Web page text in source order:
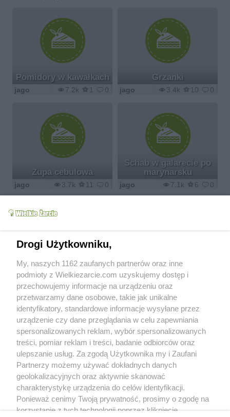
Pomidory w kawałkach
7.2k 1 0
jago
Grzanki
3.4k 10 0
jago
Zupa cebulowa
3.7k 11 0
jago
Schab w galarecie po
marynarsku
7.1k 6 0
jago
fasoli
4.6k 9 0
jago
kurczaka 1
11.6k
jago
Od kiedy z nami:
2007-08-19
Status:
aktywny (offline)
Wypowiedzi na forum:
1
Wystawione komentarze:
25
Otrzymane komentarze:
35
Wyróżnienia
Drogi Użytkowniku,
My, naszych 1162 zaufanych partnerów oraz inne
podmioty z Wielkiezarcie.com uzyskujemy dostęp i
przechowujemy informacje na urządzeniu oraz
przetwarzamy dane osobowe, takie jak unikalne
identyfikatory, standardowe informacje wysyłane przez
urządzenie czy dane przeglądania w celu zapewniania
spersonalizowanych reklam, wybór spersonalizowanych
treści, pomiar reklam i treści, badanie odbiorców oraz
ulepszanie usług. Za zgodą Użytkownika my i Zaufani
Partnerzy możemy używać dokładnych danych
geolokalizacyjnych oraz aktywnie skanować
charakterystykę urządzenia do celów identyfikacji.
Ponieważ cenimy Twoją prywatność, prosimy o zgodę na
korzystanie z tych technologii poprzez kliknięcie